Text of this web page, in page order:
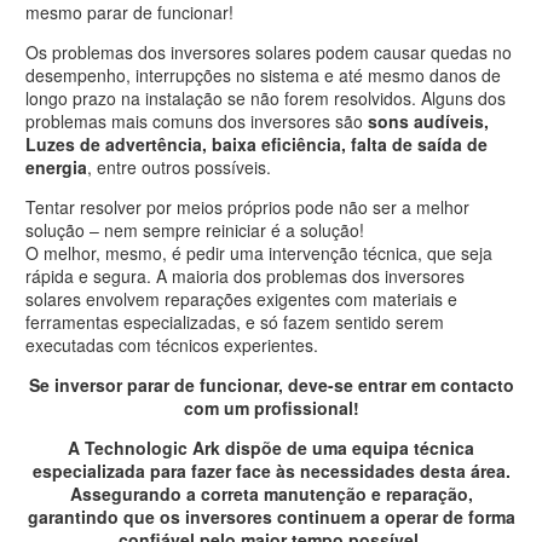
mesmo parar de funcionar!
Os problemas dos inversores solares podem causar quedas no
desempenho, interrupções no sistema e até mesmo danos de
longo prazo na instalação se não forem resolvidos. Alguns dos
problemas mais comuns dos inversores são sons audíveis,
Luzes de advertência, baixa eficiência, falta de saída de
energia, entre outros possíveis.
Tentar resolver por meios próprios pode não ser a melhor
solução – nem sempre reiniciar é a solução!
O melhor, mesmo, é pedir uma intervenção técnica, que seja
rápida e segura. A maioria dos problemas dos inversores
solares envolvem reparações exigentes com materiais e
ferramentas especializadas, e só fazem sentido serem
executadas com técnicos experientes.
Se inversor parar de funcionar, deve-se entrar em contacto
com um profissional!
A Technologic Ark dispõe de uma equipa técnica
especializada para fazer face às necessidades desta área.
Assegurando a correta manutenção e reparação,
garantindo que os inversores continuem a operar de forma